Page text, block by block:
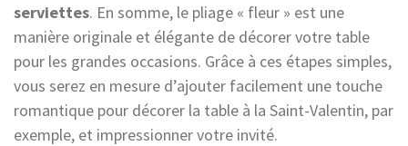
serviettes. En somme, le pliage « fleur » est une
manière originale et élégante de décorer votre table
pour les grandes occasions. Grâce à ces étapes simples,
vous serez en mesure d’ajouter facilement une touche
romantique pour décorer la table à la Saint-Valentin, par
exemple, et impressionner votre invité.